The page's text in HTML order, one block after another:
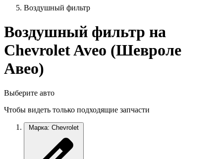
Воздушный фильтр
Воздушный фильтр на
Chevrolet Aveo (Шевроле
Авео)
Выберите авто
Чтобы видеть только подходящие запчасти
Марка: Chevrolet